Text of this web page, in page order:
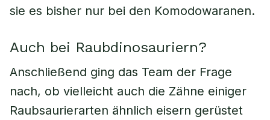
sie es bisher nur bei den Komodowaranen.
Auch bei Raubdinosauriern?
Anschließend ging das Team der Frage
nach, ob vielleicht auch die Zähne einiger
Raubsaurierarten ähnlich eisern gerüstet